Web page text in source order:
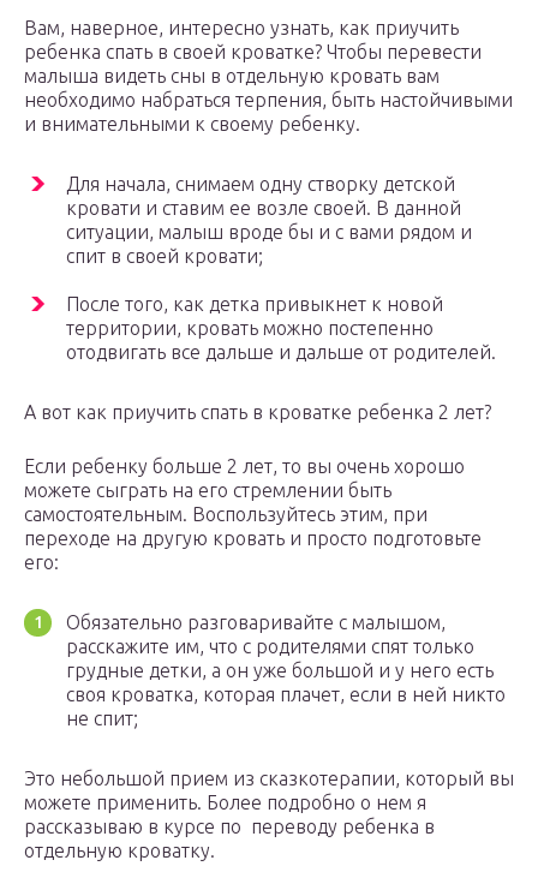
Вам, наверное, интересно узнать, как приучить
ребенка спать в своей кроватке? Чтобы перевести
малыша видеть сны в отдельную кровать вам
необходимо набраться терпения, быть настойчивыми
и внимательными к своему ребенку.
Для начала, снимаем одну створку детской
кровати и ставим ее возле своей. В данной
ситуации, малыш вроде бы и с вами рядом и
спит в своей кровати;
После того, как детка привыкнет к новой
территории, кровать можно постепенно
отодвигать все дальше и дальше от родителей.
А вот как приучить спать в кроватке ребенка 2 лет?
Если ребенку больше 2 лет, то вы очень хорошо
можете сыграть на его стремлении быть
самостоятельным. Воспользуйтесь этим, при
переходе на другую кровать и просто подготовьте
его:
Обязательно разговаривайте с малышом,
расскажите им, что с родителями спят только
грудные детки, а он уже большой и у него есть
своя кроватка, которая плачет, если в ней никто
не спит;
Это небольшой прием из сказкотерапии, который вы
можете применить. Более подробно о нем я
рассказываю в курсе по переводу ребенка в
отдельную кроватку.